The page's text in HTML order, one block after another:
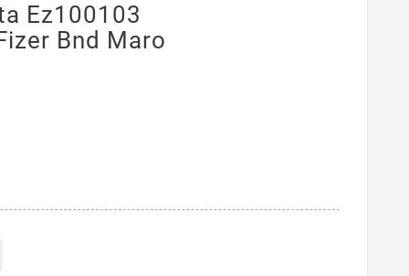
Ez100103
Bnd Maro